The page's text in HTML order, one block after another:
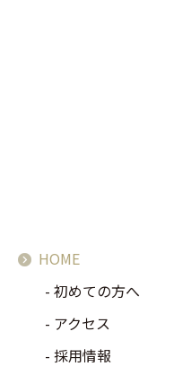
HOME
初めての方へ
アクセス
採用情報